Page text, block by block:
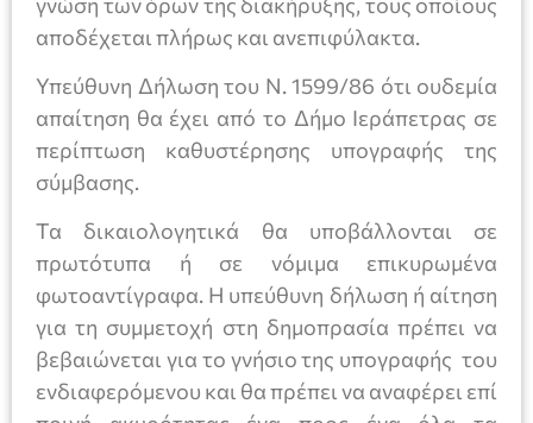
αποδέχεται πλήρως και ανεπιφύλακτα.
Υπεύθυνη Δήλωση του Ν. 1599/86 ότι ουδεμία
απαίτηση θα έχει από το Δήμο Ιεράπετρας σε
περίπτωση καθυστέρησης υπογραφής της
σύμβασης.
Τα δικαιολογητικά θα υποβάλλονται σε
πρωτότυπα ή σε νόμιμα επικυρωμένα
φωτοαντίγραφα. Η υπεύθυνη δήλωση ή αίτηση
για τη συμμετοχή στη δημοπρασία πρέπει να
βεβαιώνεται για το γνήσιο της υπογραφής του
ενδιαφερόμενου και θα πρέπει να αναφέρει επί